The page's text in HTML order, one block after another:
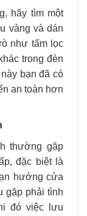
hãy tìm một
vàng và dán
như tấm lọc
trong đèn
bạn đã có
an toàn hơn
thường gặp
đặc biệt là
hướng cửa
gặp phải tình
đó việc lưu